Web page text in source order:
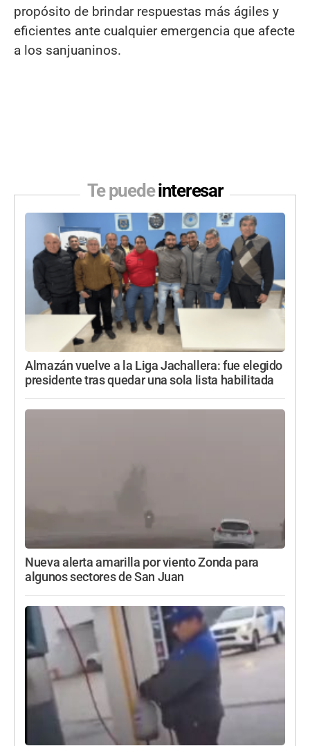
propósito de brindar respuestas más ágiles y
eficientes ante cualquier emergencia que afecte
a los sanjuaninos.
Te puedeinteresar
Almazán vuelve a la Liga Jachallera: fue elegido
presidente tras quedar una sola lista habilitada
Nueva alerta amarilla por viento Zonda para
algunos sectores de San Juan